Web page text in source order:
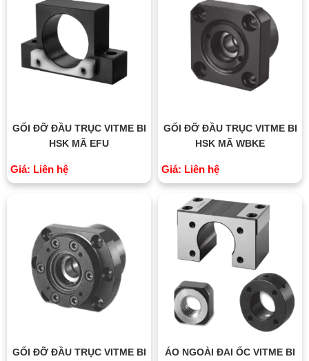
GỐI ĐỠ ĐẦU TRỤC VITME BI
HSK MÃ EFU
Giá: Liên hệ
GỐI ĐỠ ĐẦU TRỤC VITME BI
HSK MÃ WBKE
Giá: Liên hệ
GỐI ĐỠ ĐẦU TRỤC VITME BI
ÁO NGOÀI ĐAI ỐC VITME BI